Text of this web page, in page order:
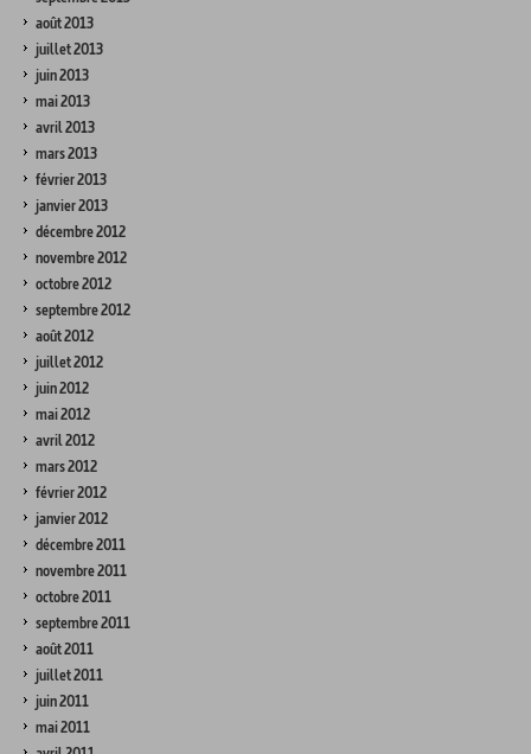
août 2013
juillet 2013
juin 2013
mai 2013
avril 2013
mars 2013
février 2013
janvier 2013
décembre 2012
novembre 2012
octobre 2012
septembre 2012
août 2012
juillet 2012
juin 2012
mai 2012
avril 2012
mars 2012
février 2012
janvier 2012
décembre 2011
novembre 2011
octobre 2011
septembre 2011
août 2011
juillet 2011
juin 2011
mai 2011